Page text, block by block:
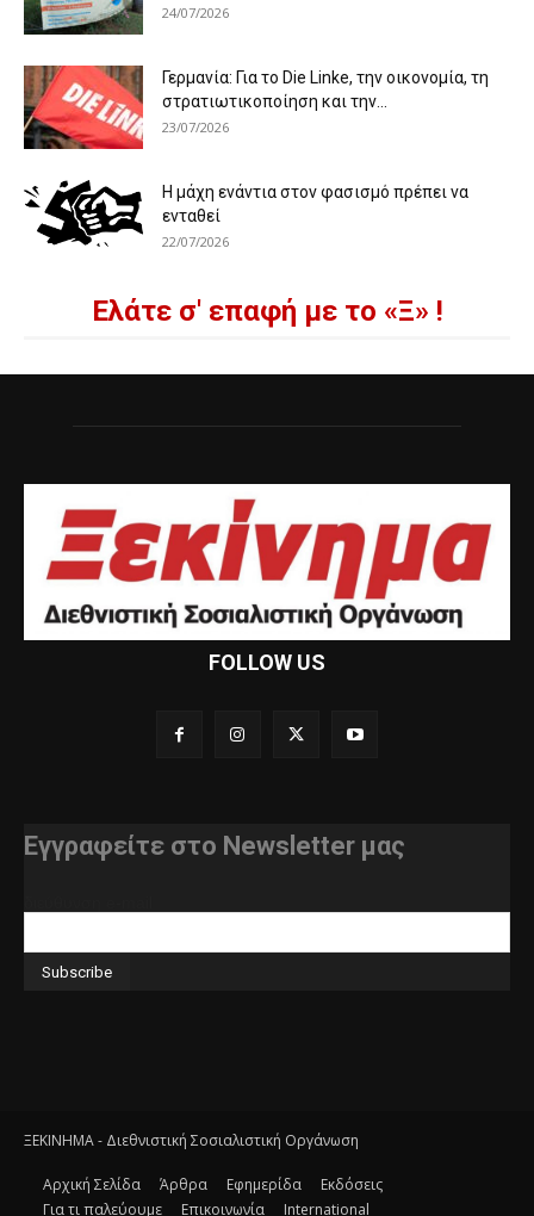
24/07/2026
Γερμανία: Για το Die Linke, την οικονομία, τη
στρατιωτικοποίηση και την...
23/07/2026
Η μάχη ενάντια στον φασισμό πρέπει να
ενταθεί
22/07/2026
Ελάτε σ' επαφή με το «Ξ» !
FOLLOW US
Εγγραφείτε στο Newsletter μας
ΞΕΚΙΝΗΜΑ - Διεθνιστική Σοσιαλιστική Οργάνωση
Αρχική Σελίδα Άρθρα Εφημερίδα
Εκδόσεις
Για τι παλεύουμε
Επικοινωνία International